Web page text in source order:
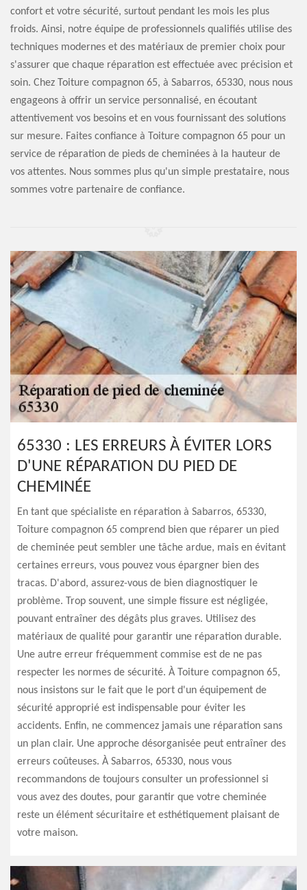
confort et votre sécurité, surtout pendant les mois les plus
froids. Ainsi, notre équipe de professionnels qualifiés utilise des
techniques modernes et des matériaux de premier choix pour
s'assurer que chaque réparation est effectuée avec précision et
soin. Chez Toiture compagnon 65, à Sabarros, 65330, nous nous
engageons à offrir un service personnalisé, en écoutant
attentivement vos besoins et en vous fournissant des solutions
sur mesure. Faites confiance à Toiture compagnon 65 pour un
service de réparation de pieds de cheminées à la hauteur de
vos attentes. Nous sommes plus qu'un simple prestataire, nous
sommes votre partenaire de confiance.
65330 : LES ERREURS À ÉVITER LORS
D'UNE RÉPARATION DU PIED DE
CHEMINÉE
En tant que spécialiste en réparation à Sabarros, 65330,
Toiture compagnon 65 comprend bien que réparer un pied
de cheminée peut sembler une tâche ardue, mais en évitant
certaines erreurs, vous pouvez vous épargner bien des
tracas. D'abord, assurez-vous de bien diagnostiquer le
problème. Trop souvent, une simple fissure est négligée,
pouvant entraîner des dégâts plus graves. Utilisez des
matériaux de qualité pour garantir une réparation durable.
Une autre erreur fréquemment commise est de ne pas
respecter les normes de sécurité. À Toiture compagnon 65,
nous insistons sur le fait que le port d'un équipement de
sécurité approprié est indispensable pour éviter les
accidents. Enfin, ne commencez jamais une réparation sans
un plan clair. Une approche désorganisée peut entraîner des
erreurs coûteuses. À Sabarros, 65330, nous vous
recommandons de toujours consulter un professionnel si
vous avez des doutes, pour garantir que votre cheminée
reste un élément sécuritaire et esthétiquement plaisant de
votre maison.